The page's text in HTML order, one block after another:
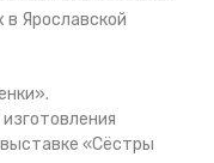
Ярославской
«Сёстры